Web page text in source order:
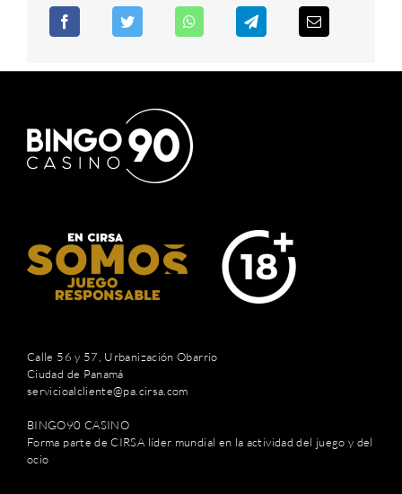
Calle 56 y 57, Urbanización Obarrio
Ciudad de Panamá
servicioalcliente@pa.cirsa.com
BINGO90 CASINO
Forma parte de CIRSA líder mundial en la actividad del juego y del
ocio